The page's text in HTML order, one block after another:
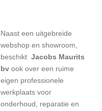
Naast een uitgebreide
webshop en showroom,
beschikt Jacobs Maurits
bv ook over een ruime
eigen professionele
werkplaats voor
onderhoud, reparatie en